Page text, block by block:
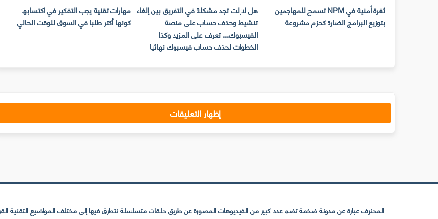
ثغرة أمنية في NPM تسمح للمهاجمين
بتوزيع البرامج الضارة كحزم مشروعة
هل لازلت تجد مشكلة في التفريق بين إلغاء
تنشيط وحذف حساب على منصة
الفيسبوك... تعرف على المزيد وكذا
الخطوات لحذف حساب فيسبوك نهائيا
مهارات تقنية يجب التفكير في اكتسابها
كونها أكتر طلبا في السوق للوقت الحالي
إظهار التعليقات
المحترف عبارة عن مدونة ضخمة تضم عدد كبير من الفيديوهات المصورة عن طريق حلقات متسلسلة نتطرق فيها إلى مختلف المواضيع التقنية